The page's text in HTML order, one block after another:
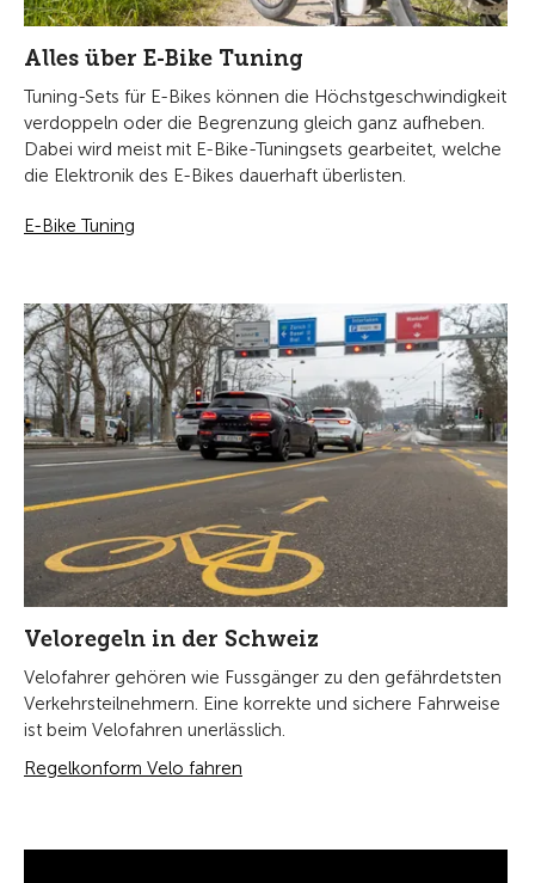
Alles über E-Bike Tuning
Tuning-Sets für E-Bikes können die Höchstgeschwindigkeit
verdoppeln oder die Begrenzung gleich ganz aufheben.
Dabei wird meist mit E-Bike-Tuningsets gearbeitet, welche
die Elektronik des E-Bikes dauerhaft überlisten.
E-Bike Tuning
Veloregeln in der Schweiz
Velofahrer gehören wie Fussgänger zu den gefährdetsten
Verkehrsteilnehmern. Eine korrekte und sichere Fahrweise
ist beim Velofahren unerlässlich.
Regelkonform Velo fahren